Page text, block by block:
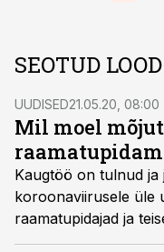
SEOTUD LOOD
UUDISED21.05.20, 08:00
Mil moel
Kaugtöö on tulnud
koroonaviirusele üle
raamatupidajad ja
peaasjalikult